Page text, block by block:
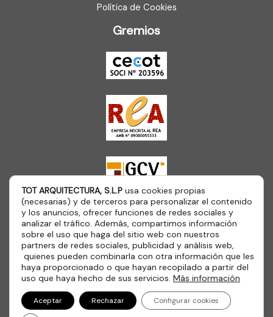
Política de Cookies
Gremios
Copyright © 2026 Tot Arquitectura SLP II Made byTepsis
TOT ARQUITECTURA, S.L.P usa cookies propias
(necesarias) y de terceros para personalizar el contenido
y los anuncios, ofrecer funciones de redes sociales y
analizar el tráfico. Además, compartimos información
sobre el uso que haga del sitio web con nuestros
partners de redes sociales, publicidad y análisis web,
quienes pueden combinarla con otra información que les
haya proporcionado o que hayan recopilado a partir del
uso que haya hecho de sus servicios. Más información
Aceptar Rechazar Configurar cookies